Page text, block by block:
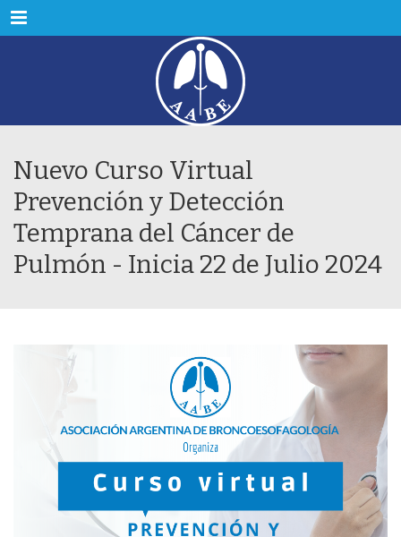
Menu
Nuevo Curso Virtual
Prevención y Detección
Temprana del Cáncer de
Pulmón - Inicia 22 de Julio 2024